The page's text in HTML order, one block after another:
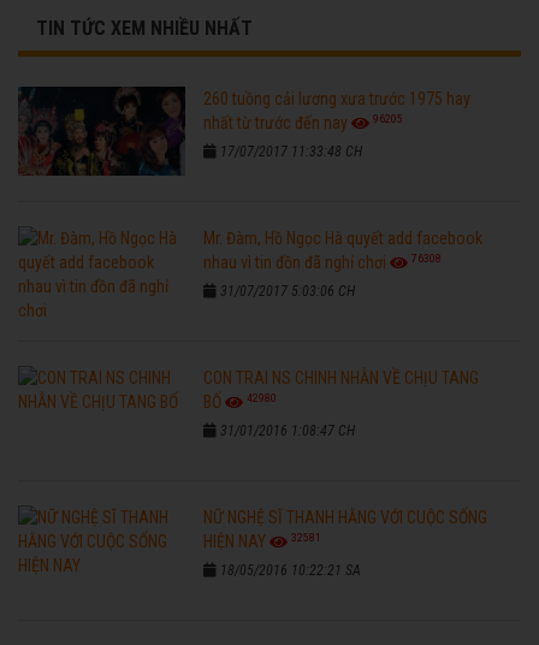
TIN TỨC XEM NHIỀU NHẤT
260 tuồng cải lương xưa trước 1975 hay
nhất từ trước đến nay
96205
17/07/2017 11:33:48 CH
Mr. Đàm, Hồ Ngọc Hà quyết add facebook
nhau vì tin đồn đã nghỉ chơi
76308
31/07/2017 5:03:06 CH
CON TRAI NS CHINH NHẪN VỀ CHỊU TANG
BỐ
42980
31/01/2016 1:08:47 CH
NỮ NGHỆ SĨ THANH HẰNG VỚI CUỘC SỐNG
HIỆN NAY
32581
18/05/2016 10:22:21 SA